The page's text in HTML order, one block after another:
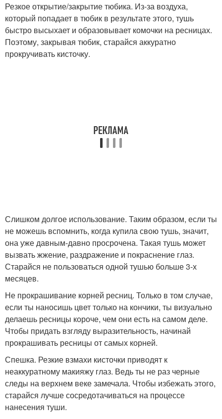
Резкое открытие/закрытие тюбика. Из-за воздуха,
который попадает в тюбик в результате этого, тушь
быстро высыхает и образовывает комочки на ресницах.
Поэтому, закрывая тюбик, старайся аккуратно
прокручивать кисточку.
Слишком долгое использование. Таким образом, если ты
не можешь вспомнить, когда купила свою тушь, значит,
она уже давным-давно просрочена. Такая тушь может
вызвать жжение, раздражение и покраснение глаз.
Старайся не пользоваться одной тушью больше 3-х
месяцев.
Не прокрашивание корней ресниц. Только в том случае,
если ты наносишь цвет только на кончики, ты визуально
делаешь ресницы короче, чем они есть на самом деле.
Чтобы придать взгляду выразительность, начинай
прокрашивать ресницы от самых корней.
Спешка. Резкие взмахи кисточки приводят к
неаккуратному макияжу глаз. Ведь ты не раз черные
следы на верхнем веке замечала. Чтобы избежать этого,
старайся лучше сосредотачиваться на процессе
нанесения туши.